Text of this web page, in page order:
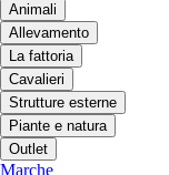
Animali
Allevamento
La fattoria
Cavalieri
Strutture esterne
Piante e natura
Outlet
Marche